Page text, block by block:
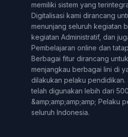
memiliki sistem yang
Digitalisasi kami dirancang
menunjang seluruh kegiatan
kegiatan Administratif, dan
Pembelajaran online dan
Berbagai fitur dirancang untuk
menjangkau berbagai lini di
dilakukan pelaku pendidikan.
telah digunakan lebih dari
&amp;amp;amp;amp; Pelaku
seluruh Indonesia.